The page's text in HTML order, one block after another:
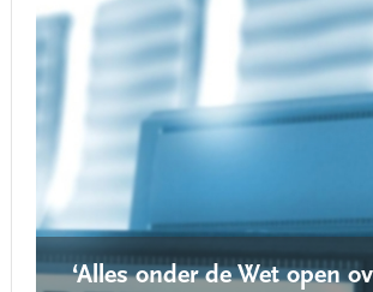
‘Alles onder de Wet open